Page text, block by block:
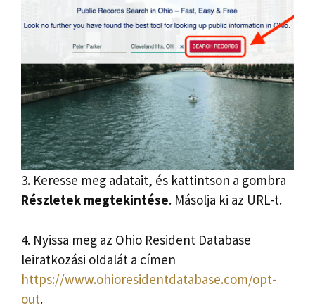
3. Keresse meg adatait, és kattintson a gombra
Részletek megtekintése. Másolja ki az URL-t.
4. Nyissa meg az Ohio Resident Database
leiratkozási oldalát a címen
https://www.ohioresidentdatabase.com/opt-
out.